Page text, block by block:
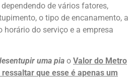
de vários fatores,
o tipo de encanamento, a
horário do serviço e a empresa
uma pia o Valor do Metro
que esse é apenas um